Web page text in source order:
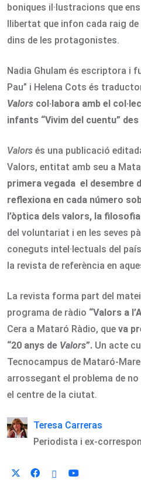
boniques il·lustracions que
llibertat que infon cada raig
dins de les protagonistes.
Nadia Ghulam és escriptora i
Pau” i Helena Cots és
Valors col·labora amb el
infants “Vivim del cuentu”
Valors és una publicació
Valors, entitat amb seu a
primera vegada el desembre
reflexiona en cada número
l’òptica dels valors, la filosofia
del voluntariat i en les seves
coneguts intel·lectuals del país
la revista de referència en
La revista forma part del
programa de ràdio “Valors a
Cera a Mataró Ràdio, que va
“20 anys de Valors”. Un acte
Tecnocampus de Mataró-
arrossegant el problema de
el centre de la ciutat.
Teresa Carreras
Periodista i ex-